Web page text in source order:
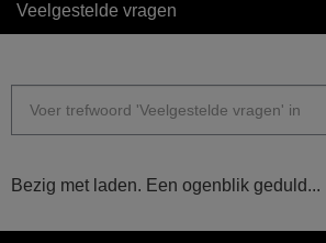
Veelgestelde vragen
Bezig met laden. Een ogenblik geduld...